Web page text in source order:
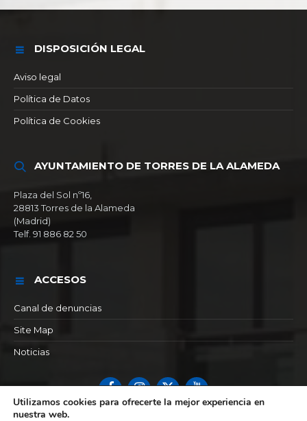
DISPOSICIÓN LEGAL
Aviso legal
Política de Datos
Política de Cookies
AYUNTAMIENTO DE TORRES DE LA ALAMEDA
Plaza del Sol nº16,
28813 Torres de la Alameda
(Madrid)
Telf. 91 886 82 50
ACCESOS
Canal de denuncias
Site Map
Noticias
FacebookInstagram
X YouTube
Utilizamos cookies para ofrecerte la mejor experiencia en
nuestra web.